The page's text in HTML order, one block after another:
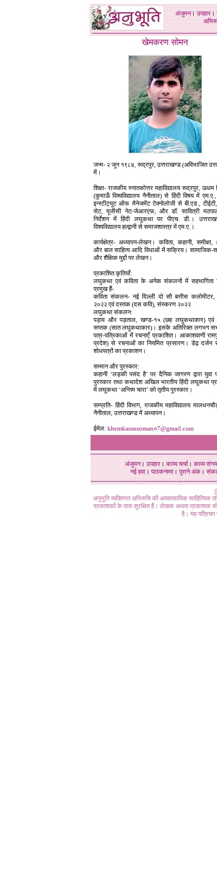
अंजुमन।उपहार।
खेमकरण सोमन
जन्म- २ जून १९८४, रूद्रपुर, उत्तराखण्ड (अविभाजित
में।
शिक्षा- राजकीय स्नातकोत्तर महाविद्यालय रूद्रपुर,
(कुमाऊँ विश्वविद्यालय नैनीताल) से हिंदी विषय में
इन्स्टीट्यूट ऑफ मैनेजमेंट टेक्नोलोजी से बी.एड.,
सेट, यूजीसी नेट-जेआरएफ, और डॉ. सावित्री
निर्देशन में हिंदी लघुकथा पर पीएच. डी.।
विश्वविद्यालय हल्द्वानी से समाजशास्त्र में एम.ए.।
कार्यक्षेत्र- अध्यापन-लेखन। कविता, कहानी,
और बाल साहित्य आदि विधाओं में सक्रिय। सामाजिक-
और शैक्षिक मुद्दों पर लेखन।
प्रकाशित कृतियाँ:
लघुकथा एवं कविता के अनेक संकलनों में सहभागिता
प्रमुख हैं-
कविता संकलन- नई दिल्ली दो सौ बत्तीस
२०२२ एवं दस्तक (दस कवि), संस्करण २०२२
लघुकथा संकलन:
पड़ाव और पड़ताल, खण्ड-१५ (छह लघुकथाकार)
सप्तक (सात लघुकथाकार)। इसके अतिरिक्त लगभग
पत्र-पत्रिकाओं में रचनाएँ प्रकाशित। आकाशवाणी
प्रदेश) से रचनाओं का नियमित प्रसारण। डेढ़
शोधपत्रों का प्रकाशन।
सम्मान और पुरस्कार:
कहानी ‘लड़की पसंद है’ पर दैनिक जागरण द्वारा युवा
पुरस्कार तथा कथादेश अखिल भारतीय हिंदी लघुकथा
में लघुकथा ‘अन्तिम चारा’ को तृतीय पुरस्कार।
सम्प्रति- हिंदी विभाग, राजकीय महाविद्यालय
नैनीताल, उत्तराखण्ड में अध्यापन।
ईमेल: khemkaransoman०7@gmail.com
अंजुमन।उपहार।काव्य चर्चा।काव्य संगम
नई हवा। पाठकनामा। पुराने अंक।
अनुभूति व्यक्तिगत अभिरुचि की अव्यवसायिक
प्रकाशकों के पास सुरक्षित हैं। लेखक अथवा प्रकाशक की
है। यह पत्रिका